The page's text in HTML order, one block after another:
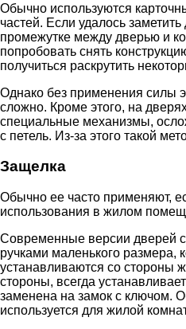
Обычно используются
частей. Если удалось
промежутке между дверью и
попробовать снять
получиться раскрутить
Однако без применения силы
сложно. Кроме этого, на
специальные механизмы,
с петель. Из-за этого такой
Защелка
Обычно ее часто применяют,
использования в жилом
Современные версии дверей
ручками маленького размера,
устанавливаются со стороны
стороны, всегда
заменена на замок с ключом.
используется для жилой